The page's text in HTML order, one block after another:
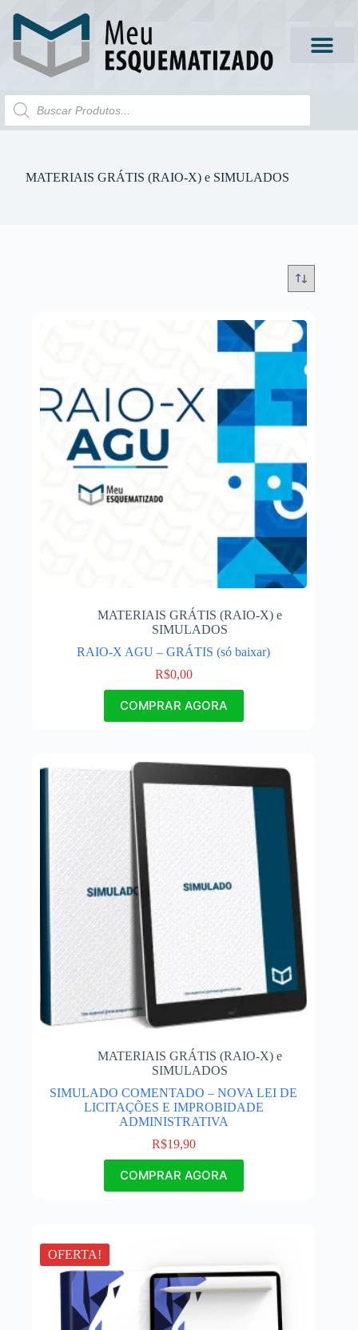
MATERIAIS GRÁTIS (RAIO-X) e SIMULADOS
MATERIAIS GRÁTIS (RAIO-X) e
SIMULADOS
RAIO-X AGU – GRÁTIS (só baixar)
R$0,00
COMPRAR AGORA
MATERIAIS GRÁTIS (RAIO-X) e
SIMULADOS
SIMULADO COMENTADO – NOVA LEI DE
LICITAÇÕES E IMPROBIDADE
ADMINISTRATIVA
R$19,90
COMPRAR AGORA
OFERTA!